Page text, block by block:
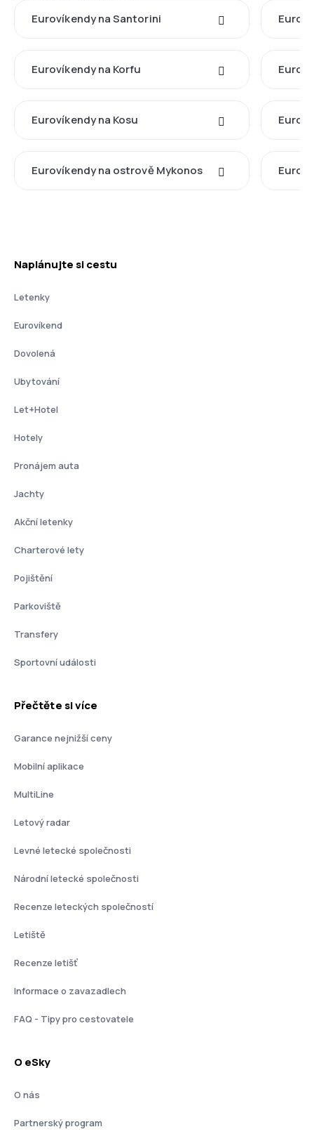
Eurovíkendy na Santorini
Eurovíkendy na Korfu
Eurovíkendy na Kosu
Eurovíkendy na ostrově Mykonos
Naplánujte si cestu
Letenky
Eurovíkend
Dovolená
Ubytování
Let+Hotel
Hotely
Pronájem auta
Jachty
Akční letenky
Charterové lety
Pojištění
Parkoviště
Transfery
Sportovní události
Přečtěte si více
Garance nejnižší ceny
Mobilní aplikace
MultiLine
Letový radar
Levné letecké společnosti
Národní letecké společnosti
Recenze leteckých společností
Letiště
Recenze letišť
Informace o zavazadlech
FAQ - Tipy pro cestovatele
O eSky
O nás
Partnerský program